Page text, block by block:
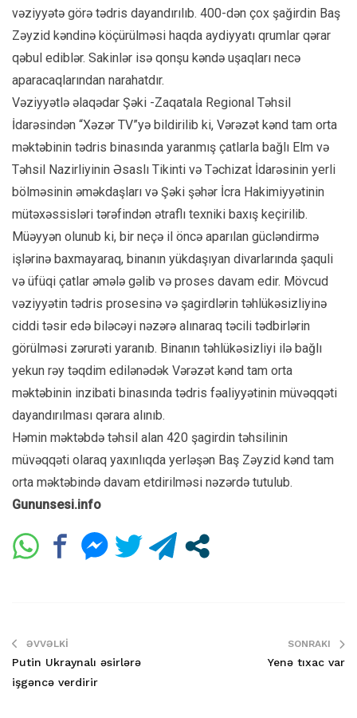
vəziyyətə görə tədris dayandırılıb. 400-dən çox şağirdin Baş
Zəyzid kəndinə köçürülməsi haqda aydiyyatı qrumlar qərar
qəbul ediblər. Sakinlər isə qonşu kəndə uşaqları necə
aparacaqlarından narahatdır.
Vəziyyətlə əlaqədar Şəki -Zaqatala Regional Təhsil
İdarəsindən “Xəzər TV”yə bildirilib ki, Vərəzət kənd tam orta
məktəbinin tədris binasında yaranmış çatlarla bağlı Elm və
Təhsil Nazirliyinin Əsaslı Tikinti və Təchizat İdarəsinin yerli
bölməsinin əməkdaşları və Şəki şəhər İcra Hakimiyyətinin
mütəxəssisləri tərəfindən ətraflı texniki baxış keçirilib.
Müəyyən olunub ki, bir neçə il öncə aparılan gücləndirmə
işlərinə baxmayaraq, binanın yükdaşıyan divarlarında şaquli
və üfüqi çatlar əmələ gəlib və proses davam edir. Mövcud
vəziyyətin tədris prosesinə və şagirdlərin təhlükəsizliyinə
ciddi təsir edə biləcəyi nəzərə alınaraq təcili tədbirlərin
görülməsi zərurəti yaranıb. Binanın təhlükəsizliyi ilə bağlı
yekun rəy təqdim edilənədək Vərəzət kənd tam orta
məktəbinin inzibati binasında tədris fəaliyyətinin müvəqqəti
dayandırılması qərara alınıb.
Həmin məktəbdə təhsil alan 420 şagirdin təhsilinin
müvəqqəti olaraq yaxınlıqda yerləşən Baş Zəyzid kənd tam
orta məktəbində davam etdirilməsi nəzərdə tutulub.
Gununsesi.info
ƏVVƏLKI
Putin Ukraynalı əsirlərə
işgəncə verdirir
SONRAKI
Yenə tıxac var